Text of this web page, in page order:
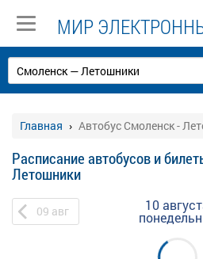
МИР
Главная Автобус Смоленск -
Расписание автобусов и
Летошники
09 авг 10